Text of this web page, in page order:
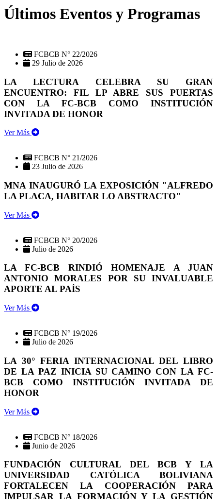
Últimos Eventos y Programas
FCBCB N° 22/2026
29 Julio de 2026
LA LECTURA CELEBRA SU GRAN
ENCUENTRO: FIL LP ABRE SUS PUERTAS
CON LA FC-BCB COMO INSTITUCIÓN
INVITADA DE HONOR
Ver Más
FCBCB N° 21/2026
23 Julio de 2026
MNA INAUGURÓ LA EXPOSICIÓN "ALFREDO
LA PLACA, HABITAR LO ABSTRACTO"
Ver Más
FCBCB N° 20/2026
Julio de 2026
LA FC-BCB RINDIÓ HOMENAJE A JUAN
ANTONIO MORALES POR SU INVALUABLE
APORTE AL PAÍS
Ver Más
FCBCB N° 19/2026
Julio de 2026
LA 30° FERIA INTERNACIONAL DEL LIBRO
DE LA PAZ INICIA SU CAMINO CON LA FC-
BCB COMO INSTITUCIÓN INVITADA DE
HONOR
Ver Más
FCBCB N° 18/2026
Junio de 2026
FUNDACIÓN CULTURAL DEL BCB Y LA
UNIVERSIDAD CATÓLICA BOLIVIANA
FORTALECEN LA COOPERACIÓN PARA
IMPULSAR LA FORMACIÓN Y LA GESTIÓN